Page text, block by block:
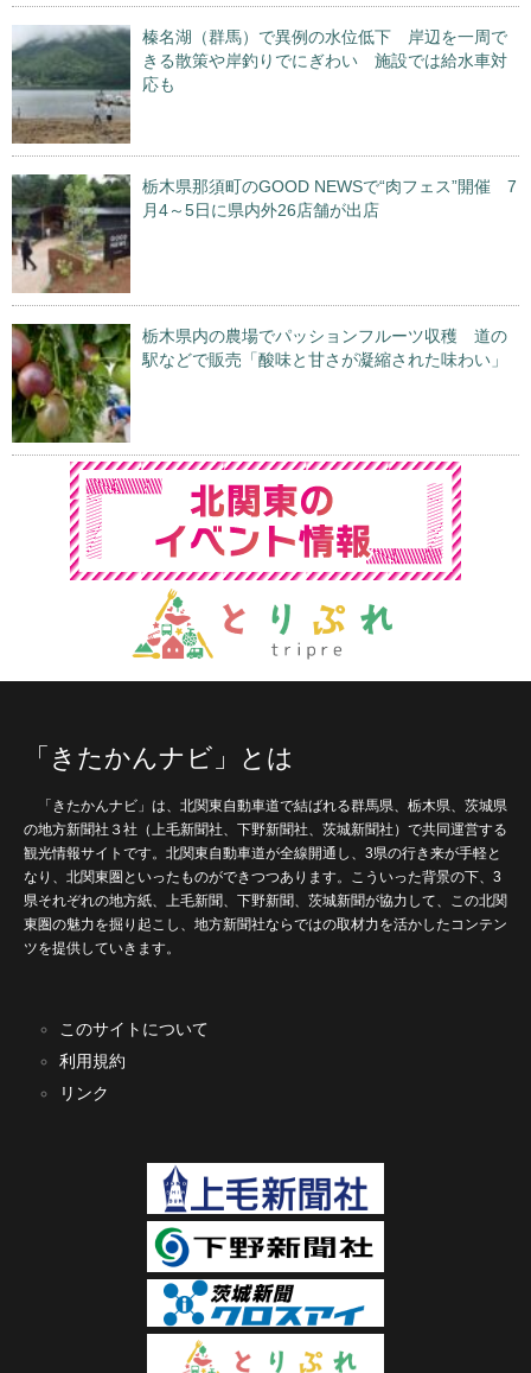
榛名湖（群馬）で異例の水位低下 岸辺を一周で
きる散策や岸釣りでにぎわい 施設では給水車対
応も
栃木県那須町のGOOD NEWSで“肉フェス”開催 7
月4～5日に県内外26店舗が出店
栃木県内の農場でパッションフルーツ収穫 道の
駅などで販売「酸味と甘さが凝縮された味わい」
「きたかんナビ」とは
「きたかんナビ」は、北関東自動車道で結ばれる群馬県、栃木県、茨城県
の地方新聞社３社（上毛新聞社、下野新聞社、茨城新聞社）で共同運営する
観光情報サイトです。北関東自動車道が全線開通し、3県の行き来が手軽と
なり、北関東圏といったものができつつあります。こういった背景の下、3
県それぞれの地方紙、上毛新聞、下野新聞、茨城新聞が協力して、この北関
東圏の魅力を掘り起こし、地方新聞社ならではの取材力を活かしたコンテン
ツを提供していきます。
このサイトについて
利用規約
リンク